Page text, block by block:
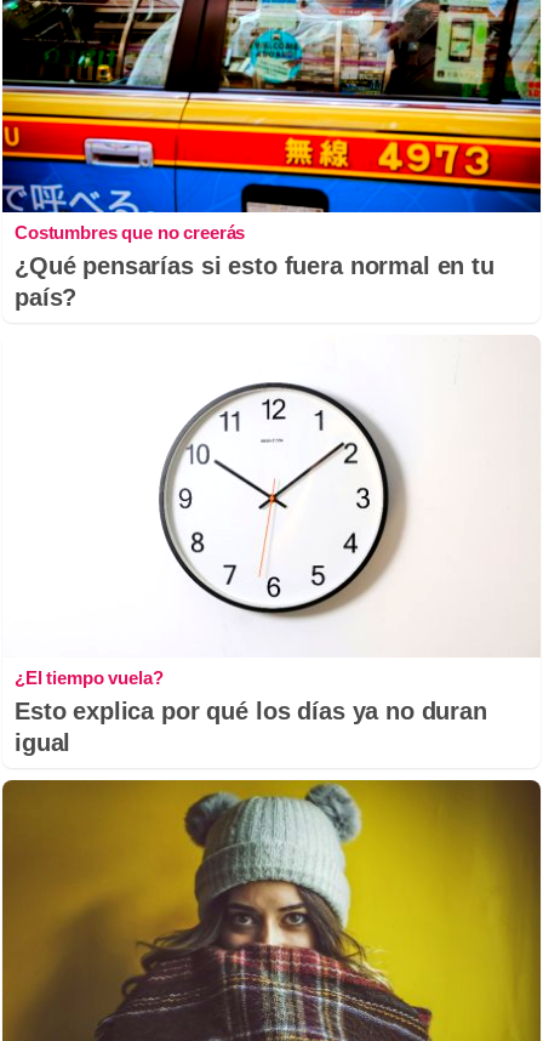
Costumbres que no creerás
¿Qué pensarías si esto fuera normal en tu
país?
¿El tiempo vuela?
Esto explica por qué los días ya no duran
igual